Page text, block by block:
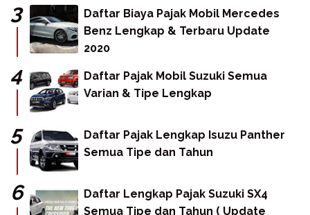
Daftar Biaya Pajak Mobil Mercedes
Benz Lengkap & Terbaru Update
2020
Daftar Pajak Mobil Suzuki Semua
Varian & Tipe Lengkap
Daftar Pajak Lengkap Isuzu Panther
Semua Tipe dan Tahun
Daftar Lengkap Pajak Suzuki SX4
Semua Tipe dan Tahun ( Update